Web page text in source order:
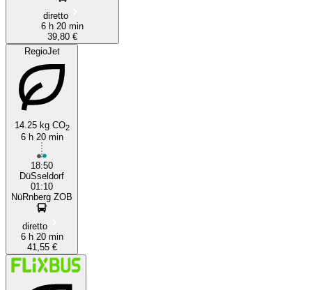
diretto
6 h 20 min
39,80 €
RegioJet
14.25 kg CO2
6 h 20 min
18:50
DüSseldorf
01:10
NüRnberg ZOB
diretto
6 h 20 min
41,55 €